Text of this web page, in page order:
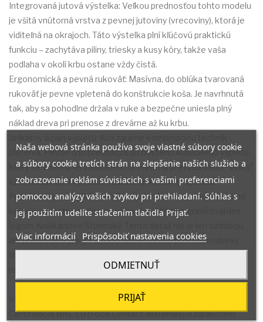
Integrovaná jutová výstelka: Veľkou prednosťou tohto modelu
je všitá vnútorná vrstva z pevnej jutoviny (vrecoviny), ktorá je
viditeľná na okrajoch. Táto výstelka plní kľúčovú praktickú
funkciu – zachytáva piliny, triesky a kusy kôry, takže vaša
podlaha v okolí krbu ostane vždy čistá.
Ergonomická a pevná rukoväť: Masívna, do oblúka tvarovaná
rukoväť je pevne vpletená do konštrukcie koša. Je navrhnutá
tak, aby sa pohodlne držala v ruke a bezpečne uniesla plný
náklad dreva pri prenose z drevárne až ku krbu.
pletenia. Pevné dno prechádza do hustého klasického výpletu,
ktorý sa v strednej časti mení na efektný, prevzdušnený "vlnitý"
vzor, dodávajúci výrobku vizuálnu ľahkosť a eleganciu.
Pečať kvality – Košikárstvo Storinský: Na ľavej prednej strane
koša je umiestnený decentný kovový štítok s gravírovaným
ale predovšetkým garanciou slovenského pôvodu, rodinnej
Certifikácia NRL EÚ (Food Contact Materials) o zdravotnej
Naša webová stránka používa svoje vlastné súbory cookie
a súbory cookie tretích strán na zlepšenie našich služieb a
zobrazovanie reklám súvisiacich s vašimi preferenciami
pomocou analýzy vašich zvykov pri prehliadaní. Súhlas s
jej použitím udelíte stlačením tlačidla Prijať.
Viac informácií Prispôsobiť nastavenia cookies
ODMIETNUŤ
PRIJAŤ